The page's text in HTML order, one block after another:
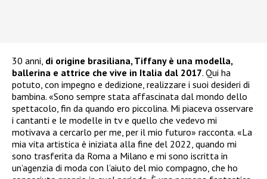
30 anni, di origine brasiliana, Tiffany è una modella,
ballerina e attrice che vive in Italia dal 2017. Qui ha
potuto, con impegno e dedizione, realizzare i suoi desideri di
bambina. «Sono sempre stata affascinata dal mondo dello
spettacolo, fin da quando ero piccolina. Mi piaceva osservare
i cantanti e le modelle in tv e quello che vedevo mi
motivava a cercarlo per me, per il mio futuro» racconta. «La
mia vita artistica è iniziata alla fine del 2022, quando mi
sono trasferita da Roma a Milano e mi sono iscritta in
un’agenzia di moda con l’aiuto del mio compagno, che ho